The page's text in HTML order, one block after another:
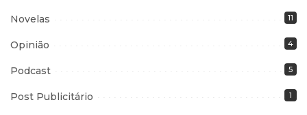
Novelas 11
Opinião 4
Podcast 5
Post Publicitário 1